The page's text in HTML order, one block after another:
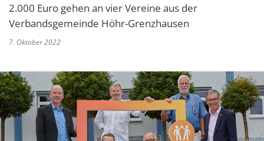
2.000 Euro gehen an vier Vereine aus der
Verbandsgemeinde Höhr-Grenzhausen
7. Oktober 2022